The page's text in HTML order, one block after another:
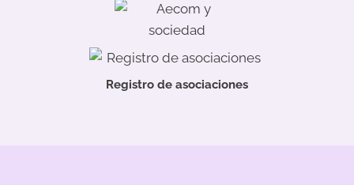
Registro de asociaciones